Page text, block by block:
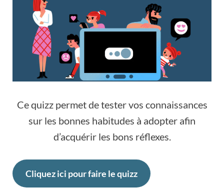
Ce quizz permet de tester vos connaissances
sur les bonnes habitudes à adopter afin
d’acquérir les bons réflexes.
Cliquez ici pour faire le quizz